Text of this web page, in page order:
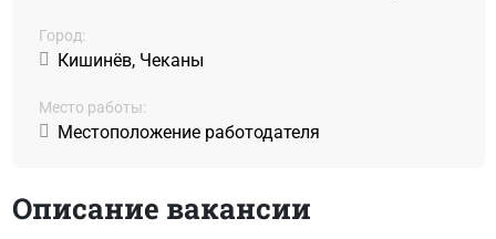
Город:
Кишинёв, Чеканы
Место работы:
Местоположение работодателя
Описание вакансии